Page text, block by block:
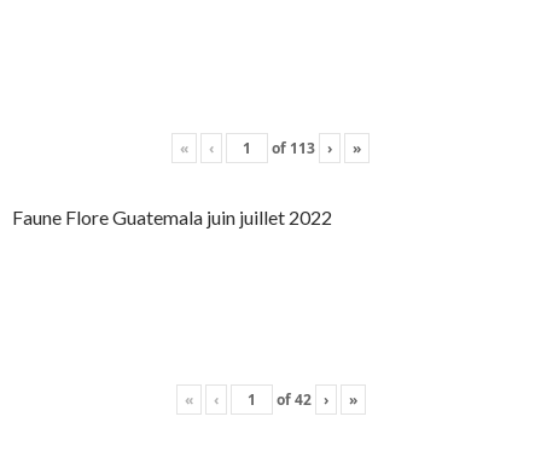
« ‹ of 113 › »
Faune Flore Guatemala juin juillet 2022
« ‹ of42 › »